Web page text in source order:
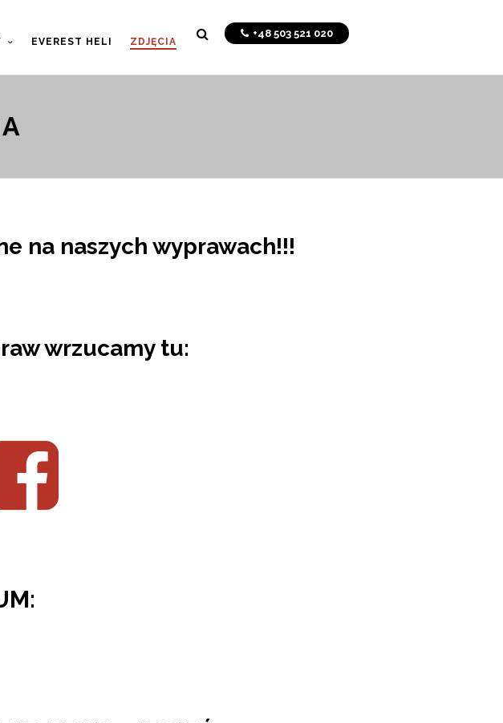
+48 503 521 020
EVEREST HELI ZDJĘCIA
na naszych wyprawach!!!
wrzucamy tu: